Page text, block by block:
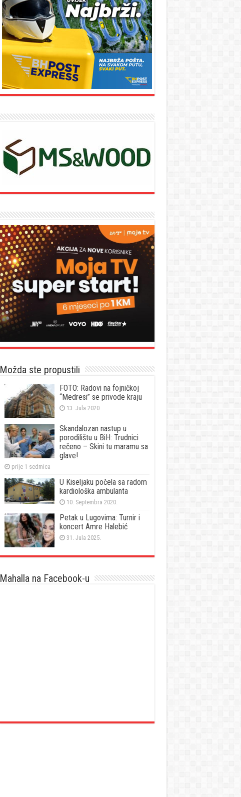
Možda ste propustili
FOTO: Radovi na fojničkoj
“Medresi” se privode kraju
13. Jula 2020.
Skandalozan nastup u
porodilištu u BiH: Trudnici
rečeno – Skini tu maramu sa
glave!
prije 1 sedmica
U Kiseljaku počela sa radom
kardiološka ambulanta
10. Septembra 2020.
Petak u Lugovima: Turnir i
koncert Amre Halebić
31. Jula 2025.
Mahalla na Facebook-u